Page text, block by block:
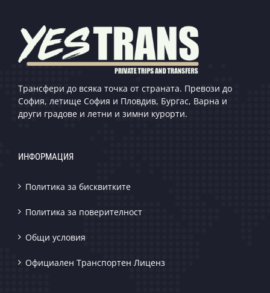
Трансфери до всяка точка от страната. Превози до
София, летище София и Пловдив, Бургас, Варна и
други градове и летни и зимни курорти.
ИНФОРМАЦИЯ
Политика за бисквитките
Политика за поверителност
Общи условия
Официален Транспортен Лиценз